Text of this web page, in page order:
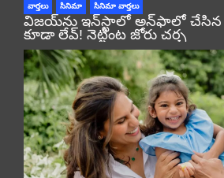
వార్తలు సినిమా సినిమా వార్తలు
విజయ్‌ను ఇన్‌స్టాలో అన్‌ఫాలో చేసిన
కూడా లేవ్! నెట్టింట జోరు చర్చ